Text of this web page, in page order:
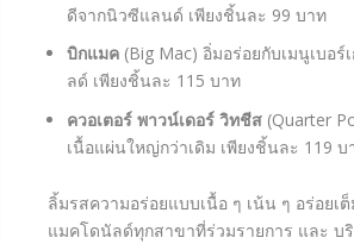
ดีจากนิวซีแลนด์ เพียงชิ้นละ 99 บาท
บิกแมค (Big Mac) อิ่มอร่อยกับเมนูเบอ
ลด์ เพียงชิ้นละ 115 บาท
ควอเตอร์ พาวน์เดอร์ วิทชีส (Quarter
เนื้อแผ่นใหญ่กว่าเดิม เพียงชิ้นละ 119 บ
ลิ้มรสความอร่อยแบบเนื้อ ๆ เน้น ๆ อร่อยเ
แมคโดนัลด์ทุกสาขาที่ร่วมรายการ และ บ